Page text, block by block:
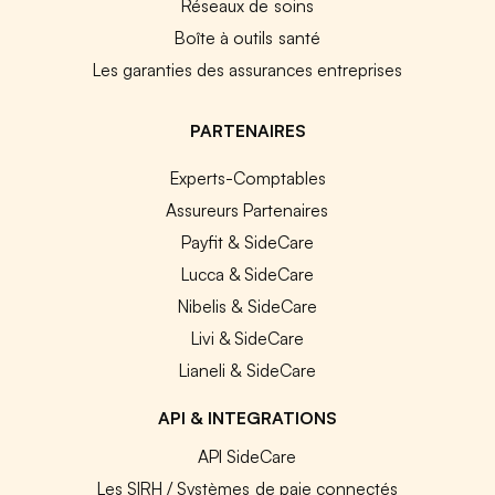
Réseaux de soins
Boîte à outils santé
Les garanties des assurances entreprises
PARTENAIRES
Experts-Comptables
Assureurs Partenaires
Payfit & SideCare
Lucca & SideCare
Nibelis & SideCare
Livi & SideCare
Lianeli & SideCare
API & INTEGRATIONS
API SideCare
Les SIRH / Systèmes de paie connectés